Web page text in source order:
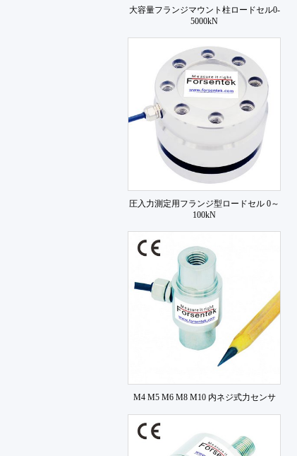
大容量フランジマウント柱ロードセル0-
5000kN
圧入力測定用フランジ型ロードセル 0～
100kN
M4 M5 M6 M8 M10 内ネジ式力センサ